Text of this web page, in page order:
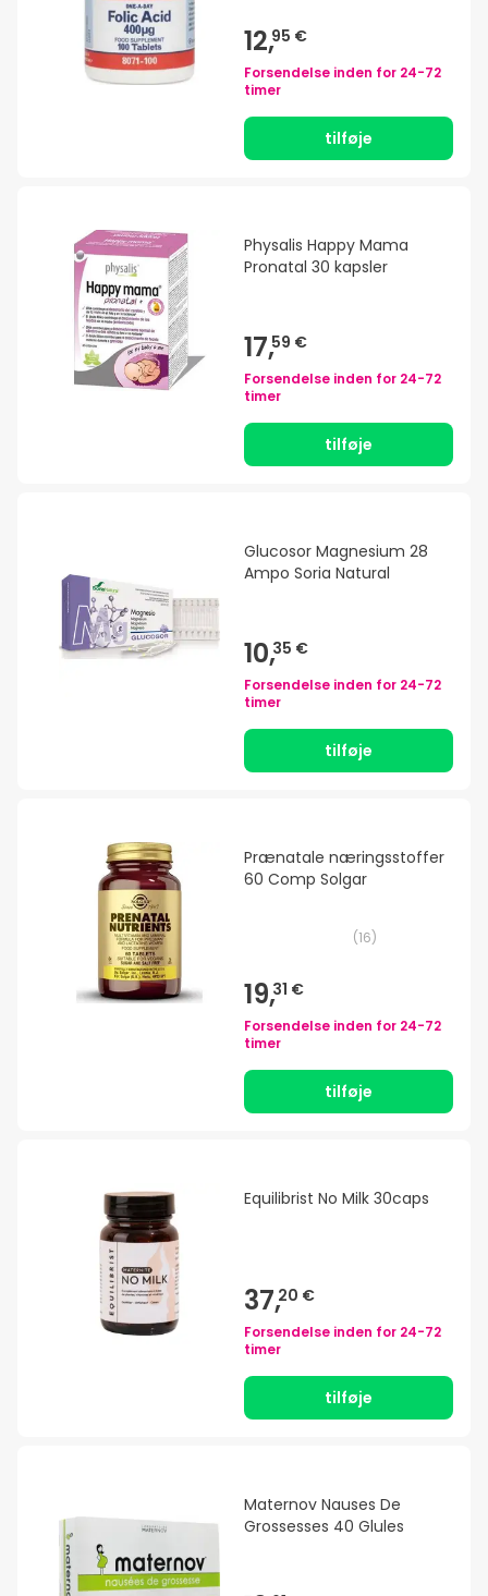
12,95 €
Forsendelse inden for 24-72
timer
tilføje
Physalis Happy Mama
Pronatal 30 kapsler
17,59 €
Forsendelse inden for 24-72
timer
tilføje
Glucosor Magnesium 28
Ampo Soria Natural
10,35 €
Forsendelse inden for 24-72
timer
tilføje
Prænatale næringsstoffer
60 Comp Solgar
(16)
19,31 €
Forsendelse inden for 24-72
timer
tilføje
Equilibrist No Milk 30caps
37,20 €
Forsendelse inden for 24-72
timer
tilføje
Maternov Nauses De
Grossesses 40 Glules